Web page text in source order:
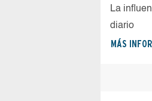
La
diario
MÁS